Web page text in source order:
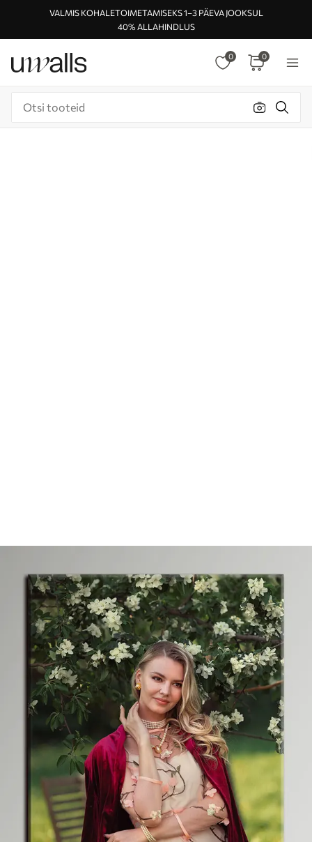
VALMIS KOHALETOIMETAMISEKS 1–3 PÄEVA JOOKSUL
40% ALLAHINDLUS
0 0